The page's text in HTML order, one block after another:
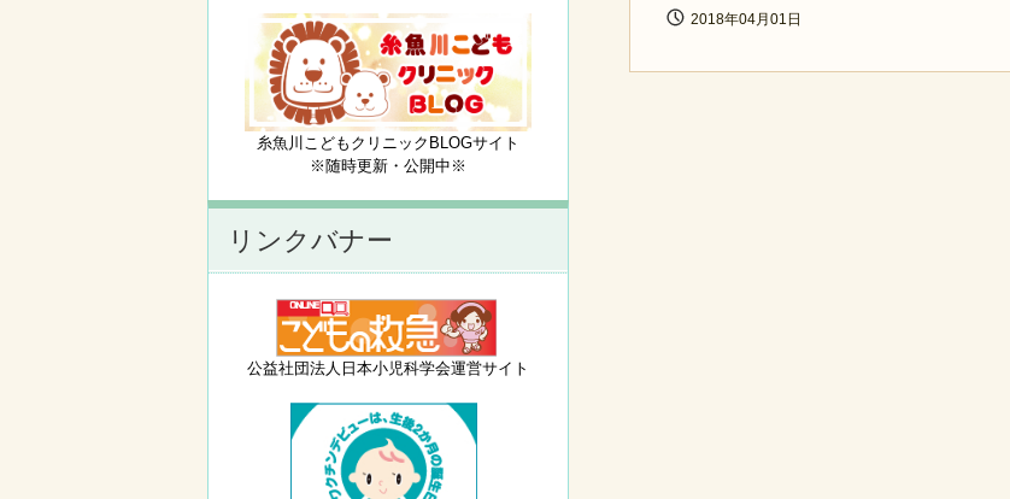
2018年04月01日
糸魚川こどもクリニックBLOGサイト
※随時更新・公開中※
リンクバナー
公益社団法人日本小児科学会運営サイト